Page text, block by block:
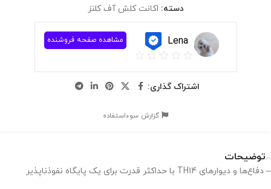
دسته: اکانت کلش آف کلنز
Lena مشاهده صفحه فروشنده
اشتراک گذاری:
گزارش سوءاستفاده
توضیحات
– دفاع‌ها و دیوارهای TH14 با حداکثر قدرت برای یک پایگاه نفوذناپذیر